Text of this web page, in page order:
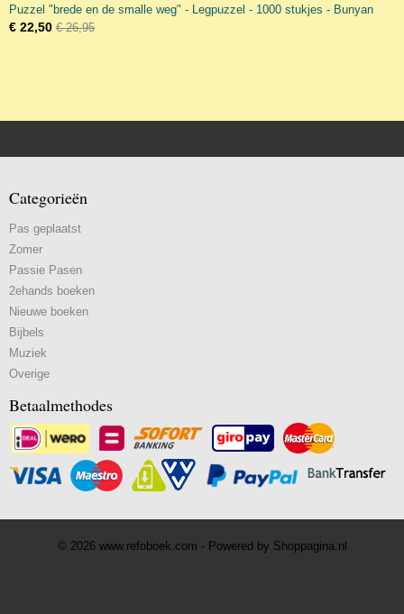
Puzzel "brede en de smalle weg" - Legpuzzel - 1000 stukjes - Bunyan
€ 22,50 € 26,95
Categorieën
Pas geplaatst
Zomer
Passie Pasen
2ehands boeken
Nieuwe boeken
Bijbels
Muziek
Overige
Betaalmethodes
© 2026 www.refoboek.com - Powered by Shoppagina.nl